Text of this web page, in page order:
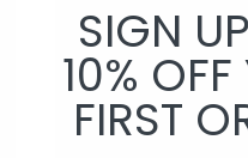
SIGN
10%
FIRST